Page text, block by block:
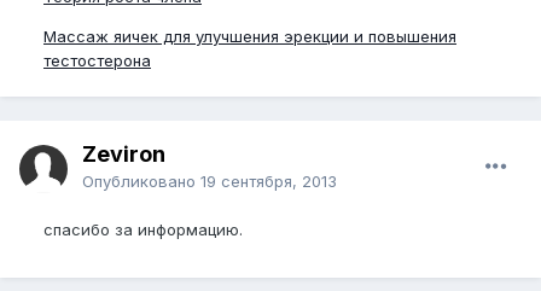
Массаж яичек для улучшения эрекции и повышения
тестостерона
Zeviron
Опубликовано 19 сентября, 2013
спасибо за информацию.